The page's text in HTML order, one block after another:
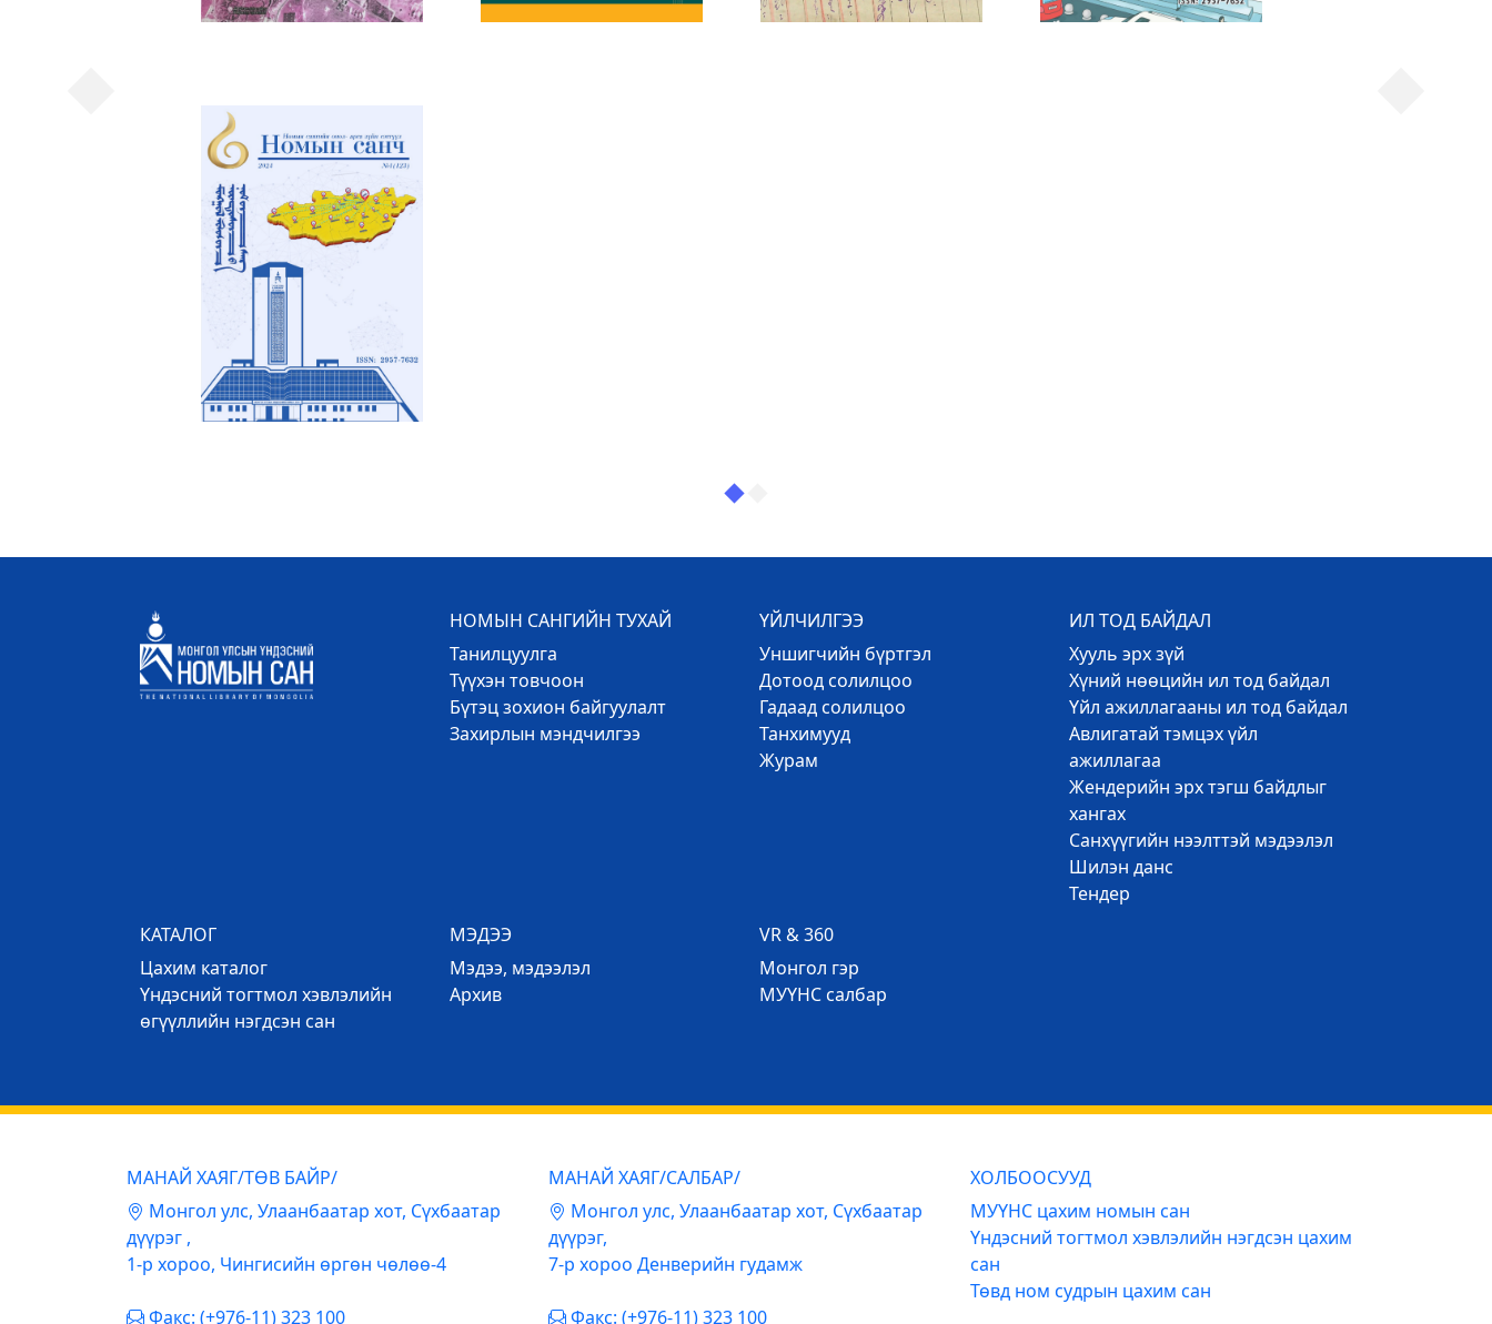
НОМЫН САНГИЙН ТУХАЙ
Танилцуулга
Түүхэн товчоон
Бүтэц зохион байгуулалт
Захирлын мэндчилгээ
ҮЙЛЧИЛГЭЭ
Уншигчийн бүртгэл
Дотоод солилцоо
Гадаад солилцоо
Танхимууд
Журам
ИЛ ТОД БАЙДАЛ
Хууль эрх зүй
Хүний нөөцийн ил тод байдал
Үйл ажиллагааны ил тод байдал
Авлигатай тэмцэх үйл
ажиллагаа
Жендерийн эрх тэгш байдлыг
хангах
Санхүүгийн нээлттэй мэдээлэл
Шилэн данс
Тендер
КАТАЛОГ
Цахим каталог
Үндэсний тогтмол хэвлэлийн
өгүүллийн нэгдсэн сан
МЭДЭЭ
Mэдээ, мэдээлэл
Архив
VR & 360
Mонгол гэр
МУҮНС салбар
МАНАЙ ХАЯГ/ТӨВ БАЙР/
Mонгол улс, Улаанбаатар хот, Сүхбаатар
дүүрэг ,
1-р хороо, Чингисийн өргөн чөлөө-4
Факс: (+976-11) 323 100
МАНАЙ ХАЯГ/САЛБАР/
Mонгол улс, Улаанбаатар хот, Сүхбаатар
дүүрэг,
7-р хороо Денверийн гудамж
Факс: (+976-11) 323 100
ХОЛБООСУУД
МУҮНС цахим номын сан
Үндэсний тогтмол хэвлэлийн нэгдсэн цахим
сан
Төвд ном судрын цахим сан